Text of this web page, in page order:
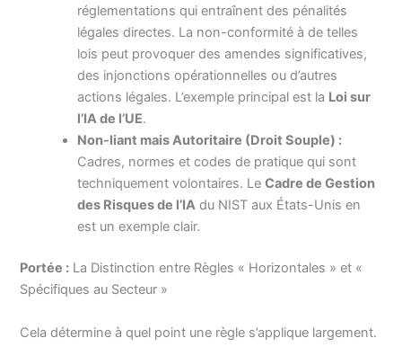
réglementations qui entraînent des pénalités
légales directes. La non-conformité à de telles
lois peut provoquer des amendes significatives,
des injonctions opérationnelles ou d’autres
actions légales. L’exemple principal est la Loi sur
l’IA de l’UE.
Non-liant mais Autoritaire (Droit Souple) :
Cadres, normes et codes de pratique qui sont
techniquement volontaires. LeCadre de Gestion
des Risques de l’IA du NIST aux États-Unis en
est un exemple clair.
Portée : La Distinction entre Règles « Horizontales » et «
Spécifiques au Secteur »
Cela détermine à quel point une règle s’applique largement.